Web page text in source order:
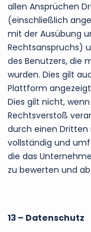
allen Ansprüchen
(einschließlich
mit der Ausübung
Rechtsanspruchs)
des Benutzers, die
wurden. Dies gilt
Plattform
Dies gilt nicht,
Rechtsverstoß
durch einen Dritten
vollständig und
die das
zu bewerten und
13 – Datenschutz